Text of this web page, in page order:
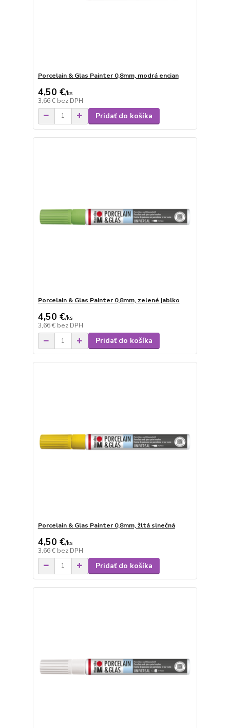
Porcelain & Glas Painter 0,8mm, modrá encian
4,50 €/ks
3,66 € bez DPH
Pridať do košíka
Porcelain & Glas Painter 0,8mm, zelené jablko
4,50 €/ks
3,66 € bez DPH
Pridať do košíka
Porcelain & Glas Painter 0,8mm, žltá slnečná
4,50 €/ks
3,66 € bez DPH
Pridať do košíka